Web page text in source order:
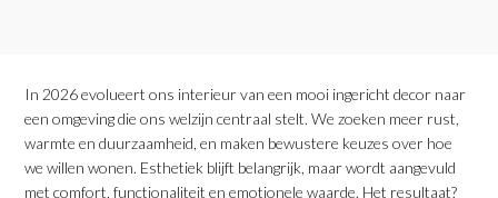
​In 2026 evolueert ons interieur van een mooi ingericht decor naar
een omgeving die ons welzijn centraal stelt. We zoeken meer rust,
warmte en duurzaamheid, en maken bewustere keuzes over hoe
we willen wonen. Esthetiek blijft belangrijk, maar wordt aangevuld
met comfort, functionaliteit en emotionele waarde. Het resultaat?